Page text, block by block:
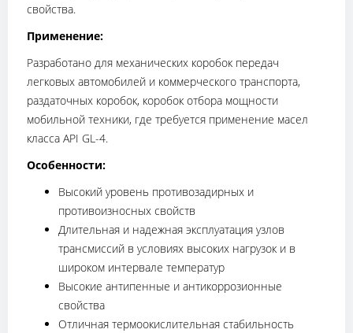
свойства.
Применение:
Разработано для механических коробок передач
легковых автомобилей и коммерческого транспорта,
раздаточных коробок, коробок отбора мощности
мобильной техники, где требуется применение масел
класса API GL-4.
Особенности:
Высокий уровень противозадирных и
противоизносных свойств
Длительная и надежная эксплуатация узлов
трансмиссий в условиях высоких нагрузок и в
широком интервале температур
Высокие антипенные и антикоррозионные
свойства
Отличная термоокислительная стабильность